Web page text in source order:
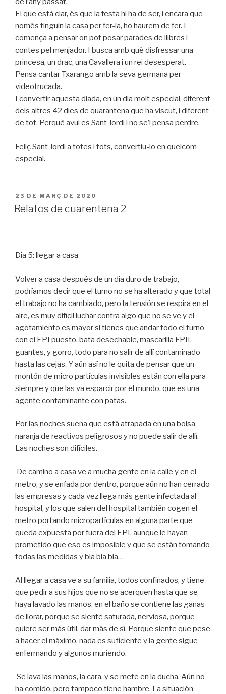
El que està clar, és que la festa hi ha de ser, i encara que
només tinguin la casa per fer-la, ho haurem de fer. I
comença a pensar on pot posar parades de llibres i
contes pel menjador. I busca amb què disfressar una
princesa, un drac, una Cavallera i un rei desesperat.
Pensa cantar Txarango amb la seva germana per
videotrucada.
I convertir aquesta diada, en un dia molt especial, diferent
dels altres 42 dies de quarantena que ha viscut, i diferent
de tot. Perquè avui es Sant Jordi i no se’l pensa perdre.
Feliç Sant Jordi a totes i tots, convertiu-lo en quelcom
especial.
PUBLICAT
A
23 DE MARÇ DE 2020
Relatos de cuarentena 2
Dia 5: llegar a casa
Volver a casa después de un dia duro de trabajo,
podríamos decir que el turno no se ha alterado y que total
el trabajo no ha cambiado, pero la tensión se respira en el
aire, es muy difícil luchar contra algo que no se ve y el
agotamiento es mayor si tienes que andar todo el turno
con el EPI puesto, bata desechable, mascarilla FPII,
guantes, y gorro, todo para no salir de allí contaminado
hasta las cejas. Y aún así no le quita de pensar que un
montón de micro partículas invisibles están con ella para
siempre y que las va esparcir por el mundo, que es una
agente contaminante con patas.
Por las noches sueña que está atrapada en una bolsa
naranja de reactivos peligrosos y no puede salir de allí.
Las noches son difíciles.
De camino a casa ve a mucha gente en la calle y en el
metro, y se enfada por dentro, porque aún no han cerrado
las empresas y cada vez llega más gente infectada al
hospital, y los que salen del hospital también cogen el
metro portando micropartículas en alguna parte que
queda expuesta por fuera del EPI, aunque le hayan
prometido que eso es imposible y que se están tomando
todas las medidas y bla bla bla…
Al llegar a casa ve a su familia, todos confinados, y tiene
que pedir a sus hijos que no se acerquen hasta que se
haya lavado las manos, en el baño se contiene las ganas
de llorar, porque se siente saturada, nerviosa, porque
quiere ser más útil, dar más de sí. Porque siente que pese
a hacer el máximo, nada es suficiente y la gente sigue
enfermando y algunos muriendo.
Se lava las manos, la cara, y se mete en la ducha. Aún no
ha comido, pero tampoco tiene hambre. La situación